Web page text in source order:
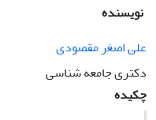
نویسنده
علی اصغر مقصودی
دکتری جامعه شناسی
چکیده